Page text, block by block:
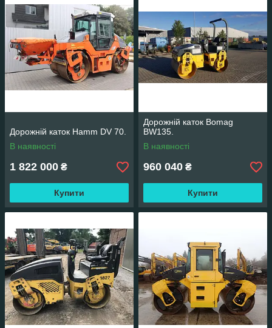
Дорожній каток Hamm DV 70.
В наявності
1 822 000 ₴
Купити
Дорожній каток Bomag
BW135.
В наявності
960 040 ₴
Купити